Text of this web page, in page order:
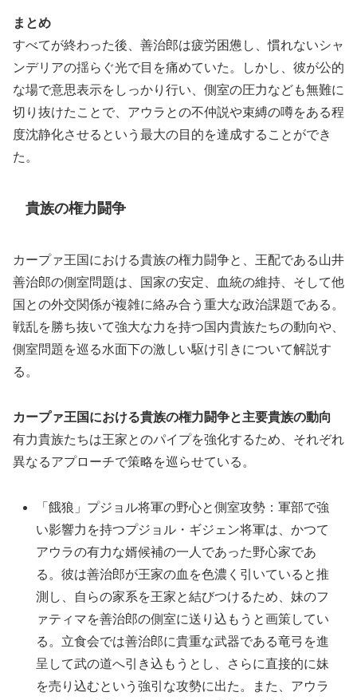
まとめ
すべてが終わった後、善治郎は疲労困憊し、慣れないシャ
ンデリアの揺らぐ光で目を痛めていた。しかし、彼が公的
な場で意思表示をしっかり行い、側室の圧力なども無難に
切り抜けたことで、アウラとの不仲説や束縛の噂をある程
度沈静化させるという最大の目的を達成することができ
た。
貴族の権力闘争
カープァ王国における貴族の権力闘争と、王配である山井
善治郎の側室問題は、国家の安定、血統の維持、そして他
国との外交関係が複雑に絡み合う重大な政治課題である。
戦乱を勝ち抜いて強大な力を持つ国内貴族たちの動向や、
側室問題を巡る水面下の激しい駆け引きについて解説す
る。
カープァ王国における貴族の権力闘争と主要貴族の動向
有力貴族たちは王家とのパイプを強化するため、それぞれ
異なるアプローチで策略を巡らせている。
「餓狼」プジョル将軍の野心と側室攻勢：軍部で強
い影響力を持つプジョル・ギジェン将軍は、かつて
アウラの有力な婿候補の一人であった野心家であ
る。彼は善治郎が王家の血を色濃く引いていると推
測し、自らの家系を王家と結びつけるため、妹のフ
ァティマを善治郎の側室に送り込もうと画策してい
る。立食会では善治郎に貴重な武器である竜弓を進
呈して武の道へ引き込もうとし、さらに直接的に妹
を売り込むという強引な攻勢に出た。また、アウラ